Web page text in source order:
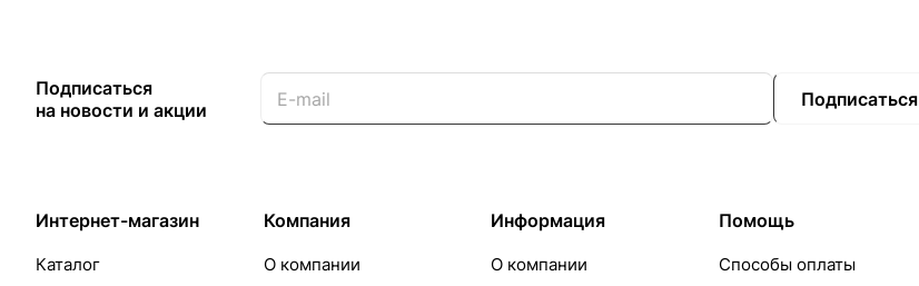
Подписаться
на новости и акции
Подписаться
Интернет-магазин
Каталог
Компания
О компании
Информация
О компании
Помощь
Способы оплаты